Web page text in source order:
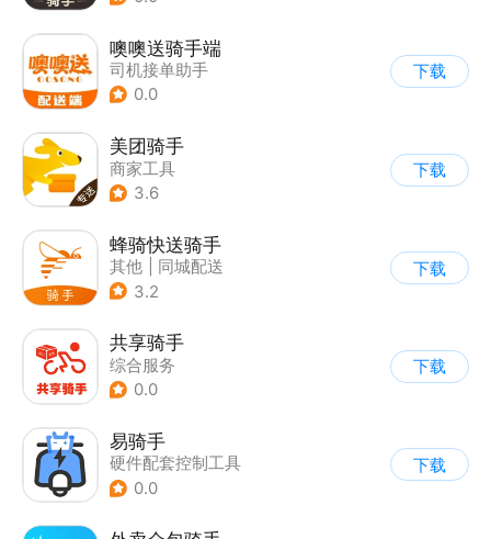
噢噢送骑手端
司机接单助手
0.0
下载
美团骑手
商家工具
3.6
下载
蜂骑快送骑手
其他
同城配送
3.2
下载
共享骑手
综合服务
0.0
下载
易骑手
硬件配套控制工具
0.0
下载